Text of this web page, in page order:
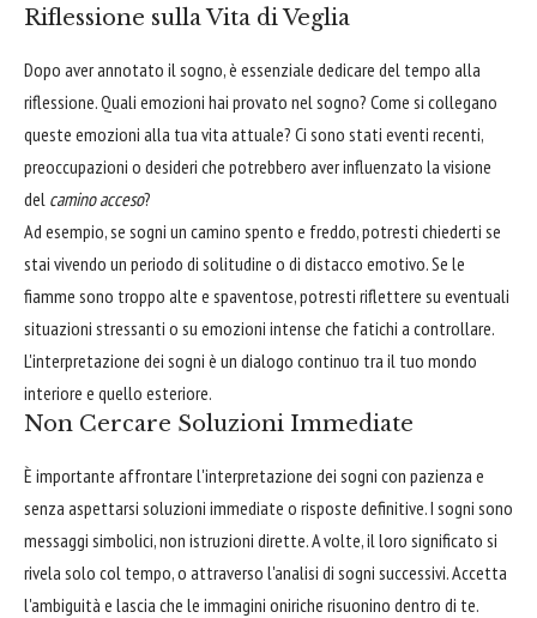
Riflessione sulla Vita di Veglia
Dopo aver annotato il sogno, è essenziale dedicare del tempo alla
riflessione. Quali emozioni hai provato nel sogno? Come si collegano
queste emozioni alla tua vita attuale? Ci sono stati eventi recenti,
preoccupazioni o desideri che potrebbero aver influenzato la visione
del camino acceso?
Ad esempio, se sogni un camino spento e freddo, potresti chiederti se
stai vivendo un periodo di solitudine o di distacco emotivo. Se le
fiamme sono troppo alte e spaventose, potresti riflettere su eventuali
situazioni stressanti o su emozioni intense che fatichi a controllare.
L'interpretazione dei sogni è un dialogo continuo tra il tuo mondo
interiore e quello esteriore.
Non Cercare Soluzioni Immediate
È importante affrontare l'interpretazione dei sogni con pazienza e
senza aspettarsi soluzioni immediate o risposte definitive. I sogni sono
messaggi simbolici, non istruzioni dirette. A volte, il loro significato si
rivela solo col tempo, o attraverso l'analisi di sogni successivi. Accetta
l'ambiguità e lascia che le immagini oniriche risuonino dentro di te.